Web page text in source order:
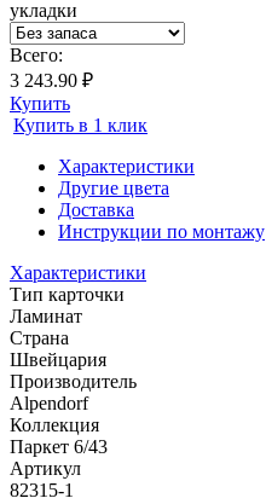
укладки
Всего:
3 243.90 ₽
Купить
Купить в 1 клик
Характеристики
Другие цвета
Доставка
Инструкции по монтажу
Характеристики
Тип карточки
Ламинат
Страна
Швейцария
Производитель
Alpendorf
Коллекция
Паркет 6/43
Артикул
82315-1